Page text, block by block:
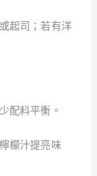
起司；若有洋
配料平衡。
檬汁提亮味